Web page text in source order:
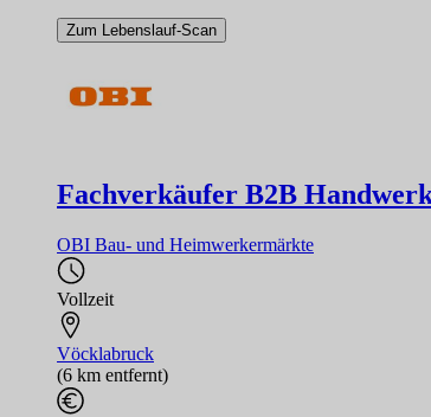
Zum Lebenslauf-Scan
Fachverkäufer B2B
OBI Bau- und Heimwerkermärkte
Vollzeit
Vöcklabruck
(6 km entfernt)